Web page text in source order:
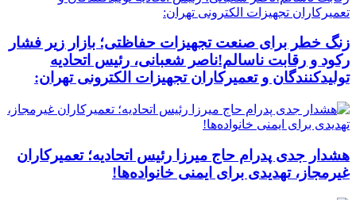
زنگ خطر برای صنعت تجهیزات حفاظتی؛ بازار زیر فشار
رکود و رقابت ناسالم!ناصر شعبانی، رئیس اتحادیه
تولیدکنندگان و تعمیرکاران تجهیزات الکترونی تهران:
هشدار جدی پدرام حاج میرزا رئیس اتحادیه؛ تعمیرکاران
غیرمجاز، تهدیدی برای ایمنی خانواده‌ها!